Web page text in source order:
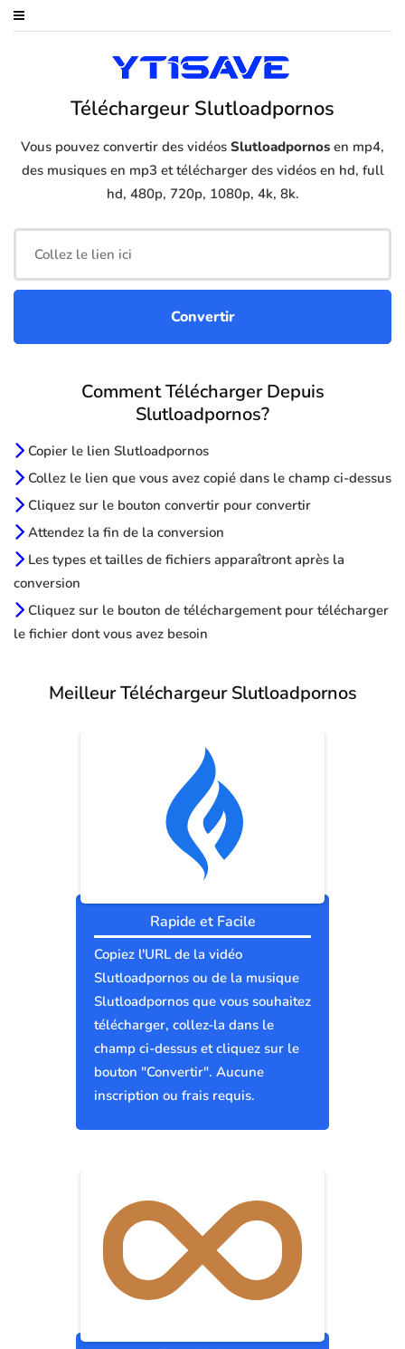
Téléchargeur Slutloadpornos
Vous pouvez convertir des vidéos Slutloadpornos en mp4,
des musiques en mp3 et télécharger des vidéos en hd, full
hd, 480p, 720p, 1080p, 4k, 8k.
Comment Télécharger Depuis
Slutloadpornos?
Copier le lien Slutloadpornos
Collez le lien que vous avez copié dans le champ ci-dessus
Cliquez sur le bouton convertir pour convertir
Attendez la fin de la conversion
Les types et tailles de fichiers apparaîtront après la
conversion
Cliquez sur le bouton de téléchargement pour télécharger
le fichier dont vous avez besoin
Meilleur Téléchargeur Slutloadpornos
Rapide et Facile
Copiez l'URL de la vidéo
Slutloadpornos ou de la musique
Slutloadpornos que vous souhaitez
télécharger, collez-la dans le
champ ci-dessus et cliquez sur le
bouton "Convertir". Aucune
inscription ou frais requis.